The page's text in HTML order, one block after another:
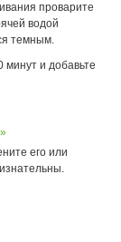
проварите
водой
темным.
минут и добавьте
его или